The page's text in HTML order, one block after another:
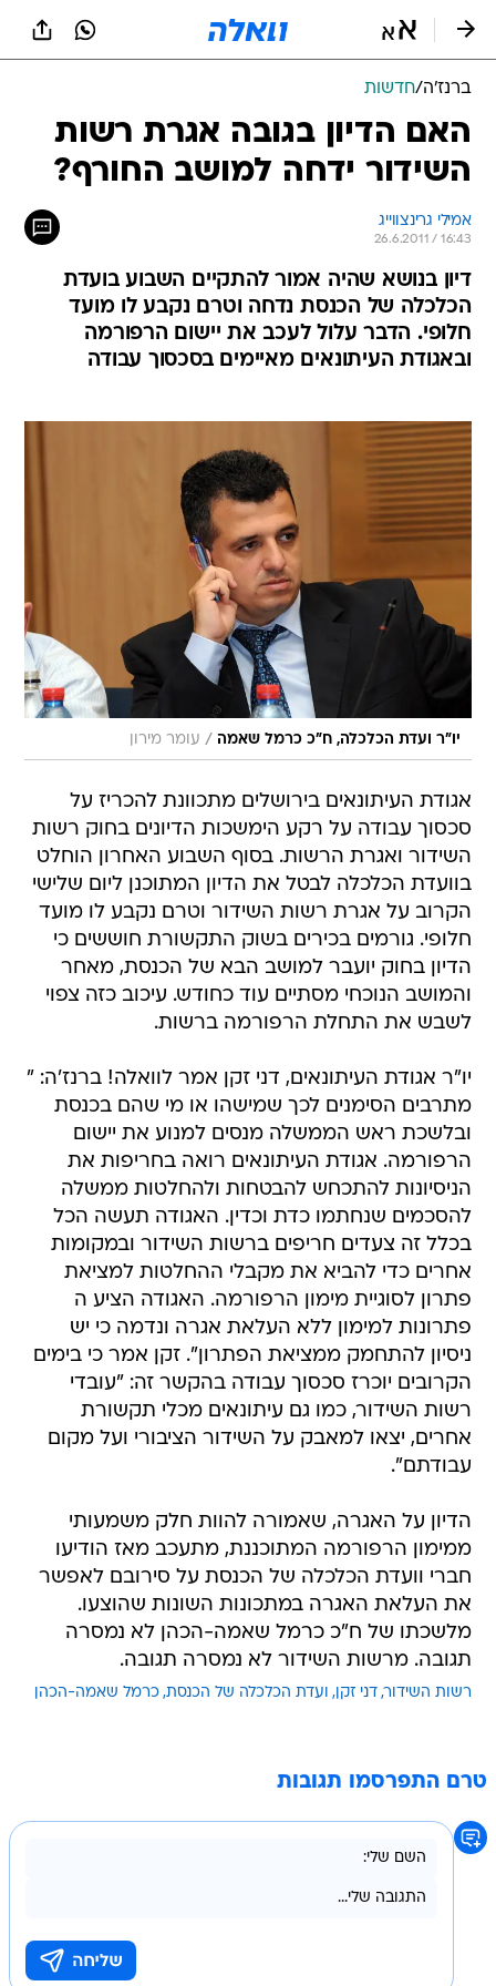
ברנז'ה/חדשות
האם הדיון בגובה אגרת רשות
השידור ידחה למושב החורף?
אמילי גרינצווייג
26.6.2011 / 16:43
דיון בנושא שהיה אמור להתקיים השבוע בועדת
הכלכלה של הכנסת נדחה וטרם נקבע לו מועד
חלופי. הדבר עלול לעכב את יישום הרפורמה
ובאגודת העיתונאים מאיימים בסכסוך עבודה
יו"ר ועדת הכלכלה, ח"כ כרמל שאמה / עומר מירון
אגודת העיתונאים בירושלים מתכוונת להכריז על
סכסוך עבודה על רקע הימשכות הדיונים בחוק רשות
השידור ואגרת הרשות. בסוף השבוע האחרון הוחלט
בוועדת הכלכלה לבטל את הדיון המתוכנן ליום שלישי
הקרוב על אגרת רשות השידור וטרם נקבע לו מועד
חלופי. גורמים בכירים בשוק התקשורת חוששים כי
הדיון בחוק יועבר למושב הבא של הכנסת, מאחר
והמושב הנוכחי מסתיים עוד כחודש. עיכוב כזה צפוי
לשבש את התחלת הרפורמה ברשות.
יו"ר אגודת העיתונאים, דני זקן אמר לוואלה! ברנז'ה: "
מתרבים הסימנים לכך שמישהו או מי שהם בכנסת
ובלשכת ראש הממשלה מנסים למנוע את יישום
הרפורמה. אגודת העיתונאים רואה בחריפות את
הניסיונות להתכחש להבטחות ולהחלטות ממשלה
להסכמים שנחתמו כדת וכדין. האגודה תעשה הכל
בכלל זה צעדים חריפים ברשות השידור ובמקומות
אחרים כדי להביא את מקבלי ההחלטות למציאת
פתרון לסוגיית מימון הרפורמה. האגודה הציע ה
פתרונות למימון ללא העלאת אגרה ונדמה כי יש
ניסיון להתחמק ממציאת הפתרון". זקן אמר כי בימים
הקרובים יוכרז סכסוך עבודה בהקשר זה: "עובדי
רשות השידור, כמו גם עיתונאים מכלי תקשורת
אחרים, יצאו למאבק על השידור הציבורי ועל מקום
עבודתם".
הדיון על האגרה, שאמורה להוות חלק משמעותי
ממימון הרפורמה המתוכננת, מתעכב מאז הודיעו
חברי וועדת הכלכלה של הכנסת על סירובם לאפשר
את העלאת האגרה במתכונות השונות שהוצעו.
מלשכתו של ח"כ כרמל שאמה-הכהן לא נמסרה
תגובה. מרשות השידור לא נמסרה תגובה.
רשות השידור דני זקן ועדת הכלכלה של הכנסת כרמל שאמה-הכהן
טרם התפרסמו תגובות